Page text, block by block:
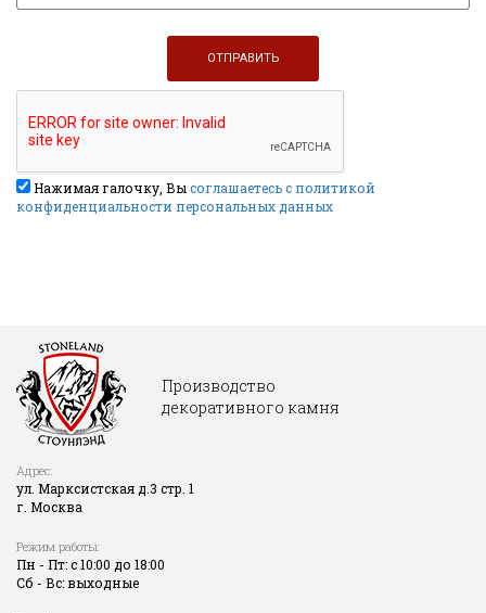
Нажимая галочку, Вы соглашаетесь с политикой
конфиденциальности персональных данных
Производство
декоративного камня
Адрес:
ул. Марксистская д.3 стр. 1
г. Москва
Режим работы:
Пн - Пт: с 10:00 до 18:00
Сб - Вс: выходные